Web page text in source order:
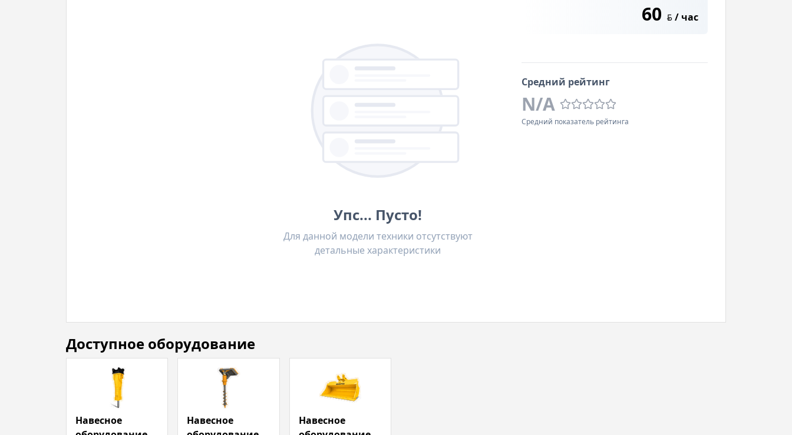
Упс... Пусто!
Для данной модели техники отсутствуют
детальные характеристики
60 BYN / час
Средний рейтинг
N/A
Средний показатель рейтинга
Доступное оборудование
Навесное
Навесное
Навесное